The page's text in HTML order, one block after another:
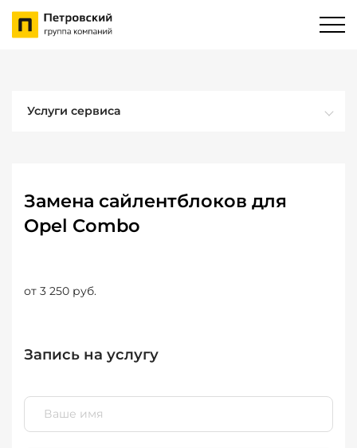
Услуги сервиса
Замена сайлентблоков для
Opel Combo
от 3 250 руб.
Запись на услугу